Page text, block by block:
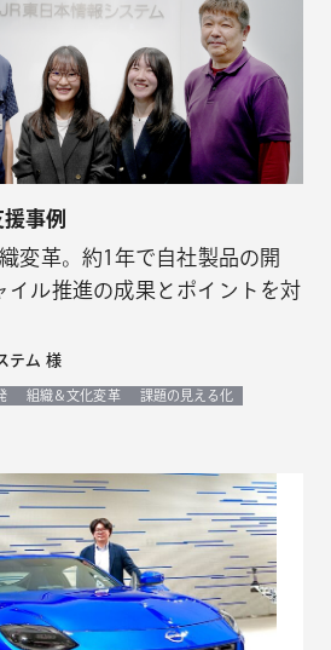
事例
変革。約1年で自社製品の開
イル推進の成果とポイントを対
テム 様
組織＆文化変革
課題の見える化